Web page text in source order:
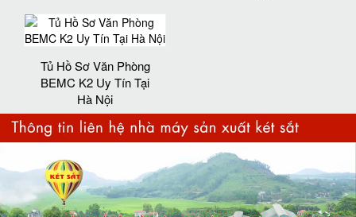
Tủ Hồ Sơ Văn Phòng
BEMC K2 Uy Tín Tại
Hà Nội